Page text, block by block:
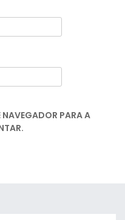
NAVEGADOR PARA A